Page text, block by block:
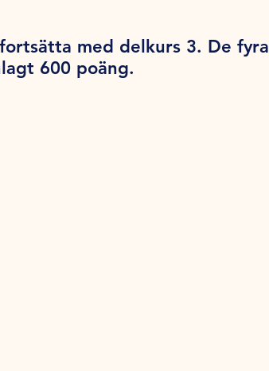
med delkurs 3. De fyra
600 poäng.